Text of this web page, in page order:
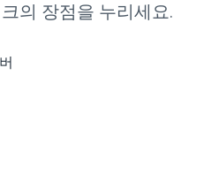
의 장점을 누리세요.